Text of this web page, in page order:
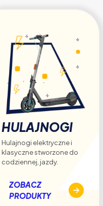
HULAJNOGI
Hulajnogi elektryczne i
klasyczne stworzone do
codziennej, jazdy.
ZOBACZ
PRODUKTY